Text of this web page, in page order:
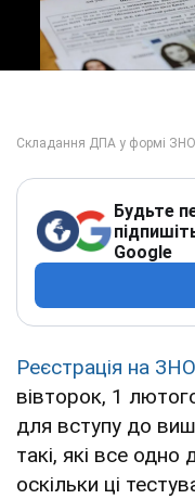
Будьте
Google
Реєстрація на
вівторок, 1
для вступу до
такі, які все
оскільки ці